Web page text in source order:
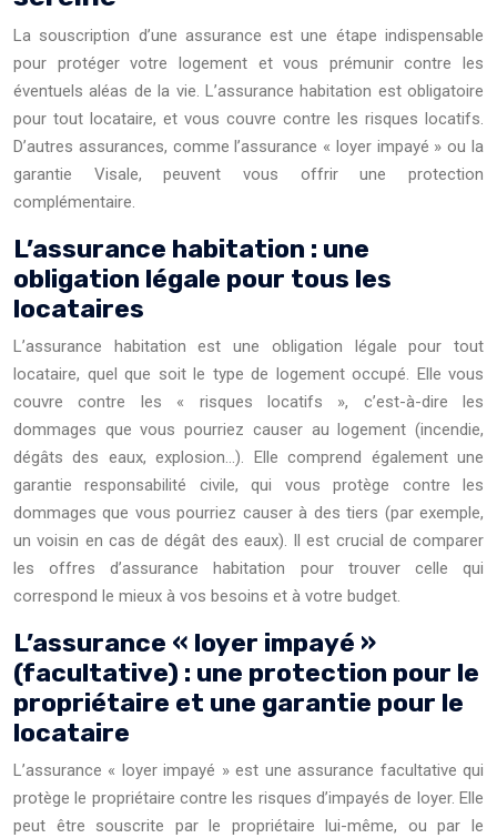
La souscription d’une assurance est une étape indispensable
pour protéger votre logement et vous prémunir contre les
éventuels aléas de la vie. L’assurance habitation est obligatoire
pour tout locataire, et vous couvre contre les risques locatifs.
D’autres assurances, comme l’assurance « loyer impayé » ou la
garantie Visale, peuvent vous offrir une protection
complémentaire.
L’assurance habitation : une
obligation légale pour tous les
locataires
L’assurance habitation est une obligation légale pour tout
locataire, quel que soit le type de logement occupé. Elle vous
couvre contre les « risques locatifs », c’est-à-dire les
dommages que vous pourriez causer au logement (incendie,
dégâts des eaux, explosion…). Elle comprend également une
garantie responsabilité civile, qui vous protège contre les
dommages que vous pourriez causer à des tiers (par exemple,
un voisin en cas de dégât des eaux). Il est crucial de comparer
les offres d’assurance habitation pour trouver celle qui
correspond le mieux à vos besoins et à votre budget.
L’assurance « loyer impayé »
(facultative) : une protection pour le
propriétaire et une garantie pour le
locataire
L’assurance « loyer impayé » est une assurance facultative qui
protège le propriétaire contre les risques d’impayés de loyer. Elle
peut être souscrite par le propriétaire lui-même, ou par le